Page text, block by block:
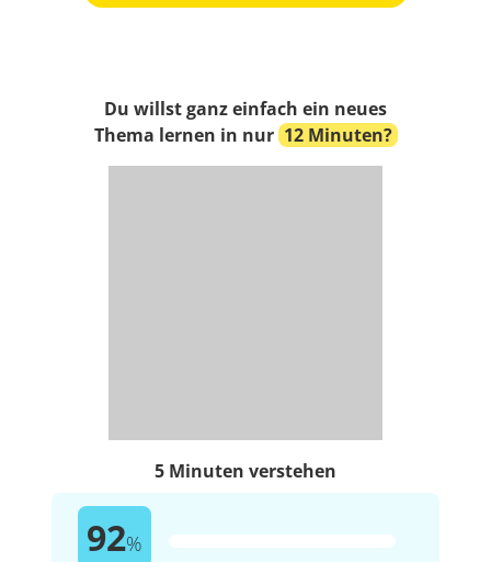
Du willst ganz einfach ein neues
Thema lernen in nur 12 Minuten?
5 Minuten verstehen
92%